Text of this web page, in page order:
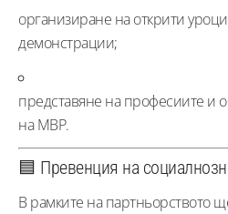
организиране на открити
демонстрации;
представяне на професиите и
на МВР.
🟦 Превенция на
В рамките на партньорството